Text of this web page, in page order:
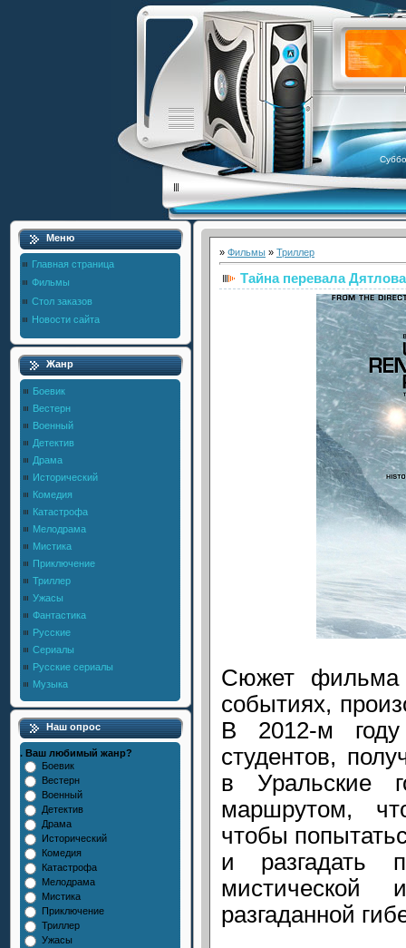
Меню
Главная страница
Фильмы
Стол заказов
Новости сайта
Жанр
Боевик
Вестерн
Военный
Детектив
Драма
Исторический
Комедия
Катастрофа
Мелодрама
Мистика
Приключение
Триллер
Ужасы
Фантастика
Русские
Сериалы
Русские сериалы
Музыка
Наш опрос
. Ваш любимый жанр?
Боевик
Вестерн
Военный
Детектив
Драма
Исторический
Комедия
Катастрофа
Мелодрама
Мистика
Приключение
Триллер
Ужасы
» Фильмы » Триллер
Тайна перевала Дятлова
Сюжет фильма
событиях,
В 2012-м году
студентов,
в Уральские
маршрутом,
чтобы
и разгадать
разгаданной